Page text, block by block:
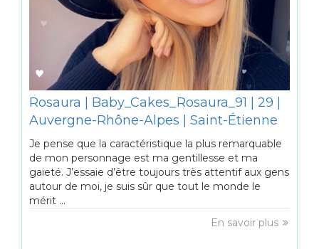
Rosaura | Baby_Cakes_Rosaura_91 | 29 |
Auvergne-Rhône-Alpes | Saint-Étienne
Je pense que la caractéristique la plus remarquable
de mon personnage est ma gentillesse et ma
gaieté. J’essaie d’être toujours très attentif aux gens
autour de moi, je suis sûr que tout le monde le
mérit ...
En savoir plus